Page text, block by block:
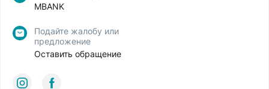
MBANK
Подайте жалобу или
предложение
Оставить обращение